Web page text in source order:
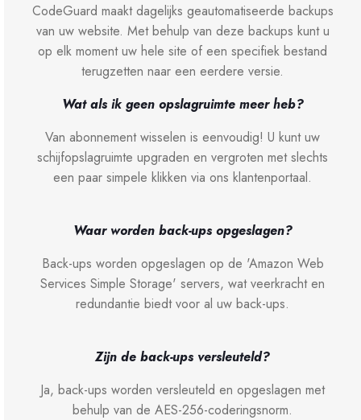
CodeGuard maakt dagelijks geautomatiseerde backups
van uw website. Met behulp van deze backups kunt u
op elk moment uw hele site of een specifiek bestand
terugzetten naar een eerdere versie.
Wat als ik geen opslagruimte meer heb?
Van abonnement wisselen is eenvoudig! U kunt uw
schijfopslagruimte upgraden en vergroten met slechts
een paar simpele klikken via ons klantenportaal.
Waar worden back-ups opgeslagen?
Back-ups worden opgeslagen op de 'Amazon Web
Services Simple Storage' servers, wat veerkracht en
redundantie biedt voor al uw back-ups.
Zijn de back-ups versleuteld?
Ja, back-ups worden versleuteld en opgeslagen met
behulp van de AES-256-coderingsnorm.